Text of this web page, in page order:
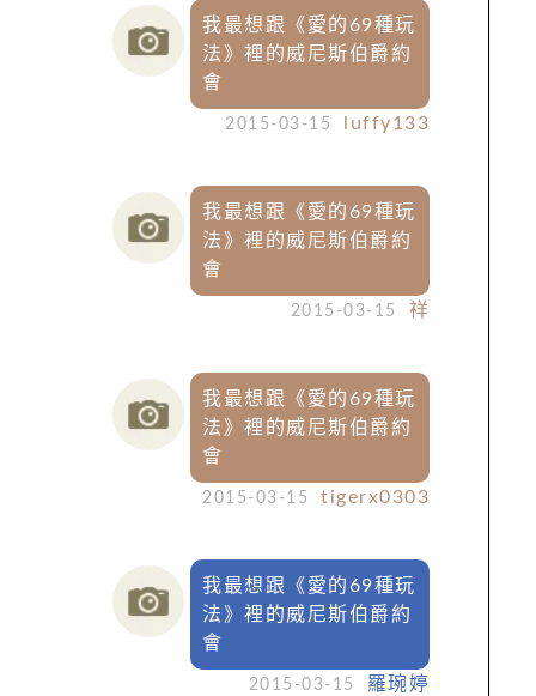
我最想跟《愛的69種玩
法》裡的威尼斯伯爵約
會
2015-03-15 luffy133
我最想跟《愛的69種玩
法》裡的威尼斯伯爵約
會
2015-03-15 祥
我最想跟《愛的69種玩
法》裡的威尼斯伯爵約
會
2015-03-15 tigerx0303
我最想跟《愛的69種玩
法》裡的威尼斯伯爵約
會
2015-03-15 羅琬婷